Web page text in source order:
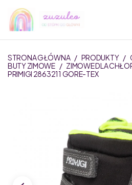
STRONA GŁÓWNA / PRODUKTY /
BUTY ZIMOWE / ZIMOWE DLA
PRIMIGI 2863211 GORE-TEX